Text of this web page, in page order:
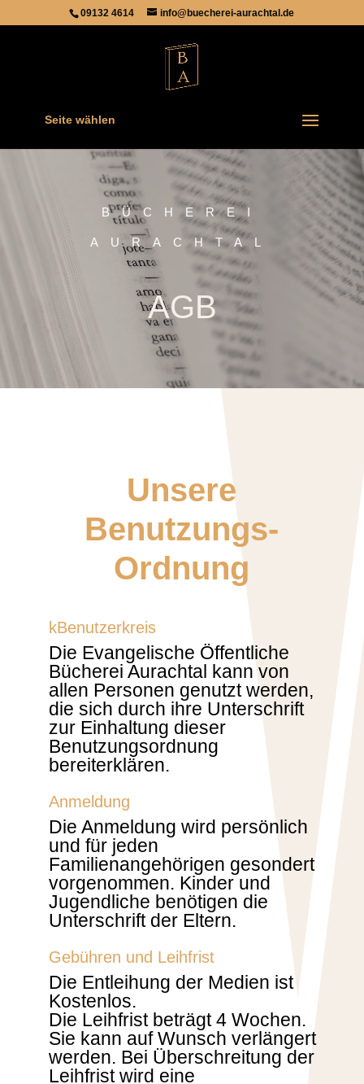
09132 4614 info@buecherei-aurachtal.de
Seite wählen
BÜCHEREI
AURACHTAL
AGB
Unsere
Benutzungs-
Ordnung
kBenutzerkreis
Die Evangelische Öffentliche
Bücherei Aurachtal kann von
allen Personen genutzt werden,
die sich durch ihre Unterschrift
zur Einhaltung dieser
Benutzungsordnung
bereiterklären.
Anmeldung
Die Anmeldung wird persönlich
und für jeden
Familienangehörigen gesondert
vorgenommen. Kinder und
Jugendliche benötigen die
Unterschrift der Eltern.
Gebühren und Leihfrist
Die Entleihung der Medien ist
Kostenlos.
Die Leihfrist beträgt 4 Wochen.
Sie kann auf Wunsch verlängert
werden. Bei Überschreitung der
Leihfrist wird eine